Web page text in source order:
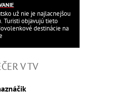
už nie je najlacnejšou
Turisti objavujú tieto
destinácie na
V TV